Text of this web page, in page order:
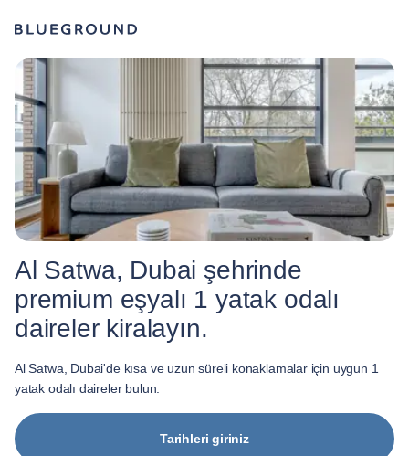
Al Satwa, Dubai şehrinde
premium eşyalı 1 yatak odalı
daireler kiralayın.
Al Satwa, Dubai'de kısa ve uzun süreli konaklamalar için uygun 1
yatak odalı daireler bulun.
Tarihleri giriniz